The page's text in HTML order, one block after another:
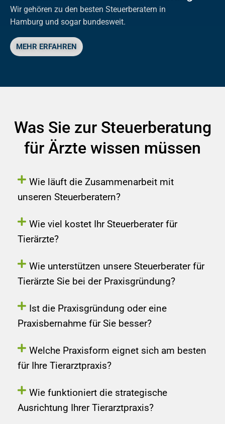
Wir gehören zu den besten Steuerberatern in
Hamburg und sogar bundesweit.
MEHR ERFAHREN
Was Sie zur Steuerberatung
für Ärzte wissen müssen
Wie läuft die Zusammenarbeit mit
unseren Steuerberatern?
Wie viel kostet Ihr Steuerberater für
Tierärzte?
Wie unterstützen unsere Steuerberater für
Tierärzte Sie bei der Praxisgründung?
Ist die Praxisgründung oder eine
Praxisbernahme für Sie besser?
Welche Praxisform eignet sich am besten
für Ihre Tierarztpraxis?
Wie funktioniert die strategische
Ausrichtung Ihrer Tierarztpraxis?